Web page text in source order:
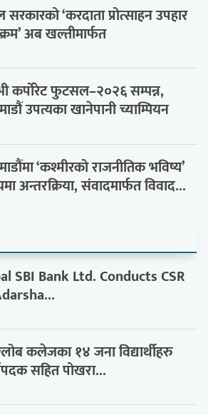
सरकारको ‘करदाता प्रोत्साहन उपहार
अब खल्तीमार्फत
कर्पोरेट फुटसल–२०२६ सम्पन्न,
उपत्यका खानेपानी च्याम्पियन
‘कश्मीरको राजनीतिक भविष्य’
अन्तरक्रिया, संवादमार्फत विवाद...
SBI Bank Ltd. Conducts CSR
कलेजका १४ जना विद्यार्थीहरु
सहित पोखरा...